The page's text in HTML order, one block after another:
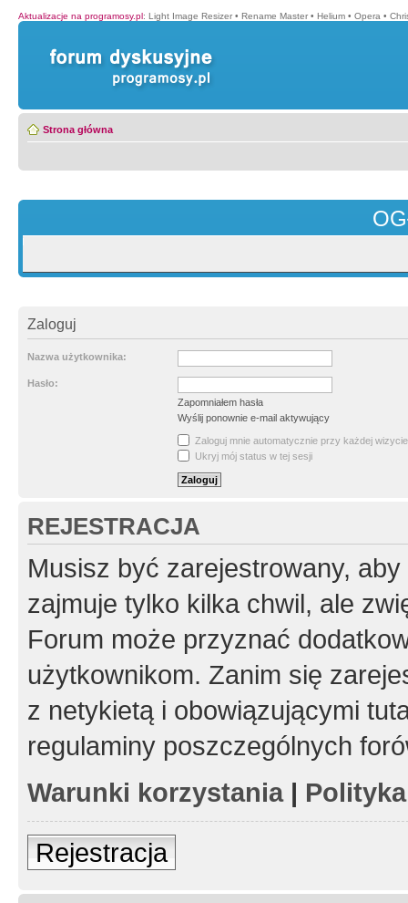
Aktualizacje na programosy.pl: Light Image Resizer • Rename Master • Helium • Opera •
Strona główna
Zaloguj
Nazwa użytkownika:
Hasło:
Zapomniałem hasła
Wyślij ponownie e-mail aktywujący
Zaloguj mnie automatycznie przy każdej wizycie
Ukryj mój status w tej sesji
REJESTRACJA
Musisz być zarejestrowany,
zajmuje tylko kilka chwil, ale
Forum może przyznać
użytkownikom. Zanim się
z netykietą i obowiązującymi
regulaminy poszczególnych
Warunki korzystania|
Rejestracja